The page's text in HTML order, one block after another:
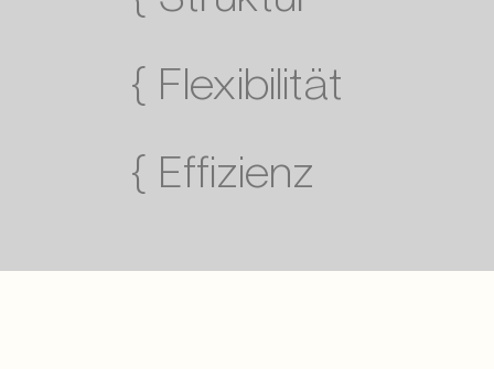
{ Flexibilität
{ Effizienz